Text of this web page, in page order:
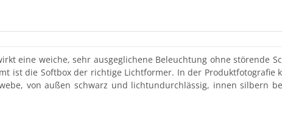
eine weiche, sehr ausgeglichene Beleuchtung ohne störende
ist die Softbox der richtige Lichtformer. In der Produktfotografie
von außen schwarz und lichtundurchlässig, innen silbern